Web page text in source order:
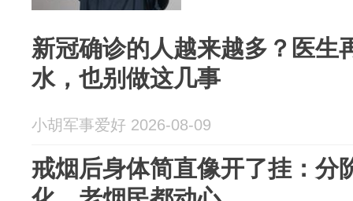
新冠确诊的人越来越多？医生
水，也别做这几事
小胡军事爱好 2026-08-09
戒烟后身体简直像开了挂：分